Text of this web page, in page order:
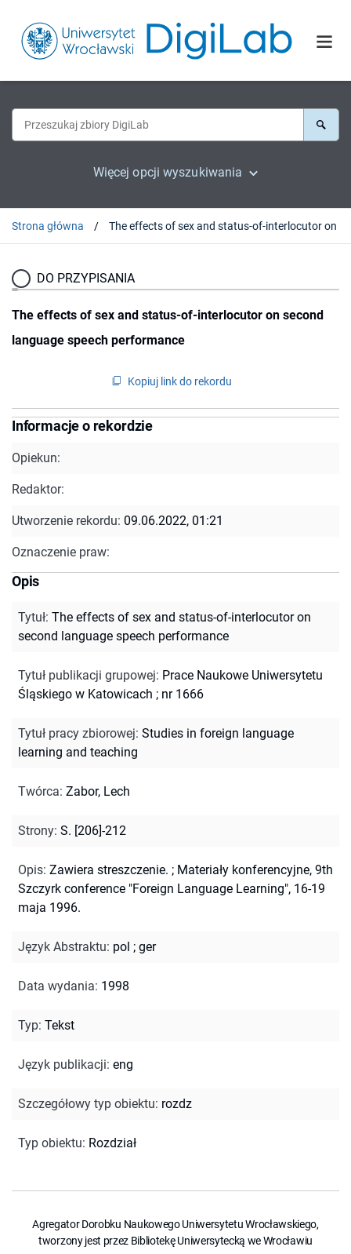
Więcej opcji wyszukiwania
Strona główna
DO PRZYPISANIA
The effects of sex and status-of-interlocutor on second
language speech performance
Kopiuj link do rekordu
Informacje o rekordzie
Opiekun:
Redaktor:
Utworzenie rekordu: 09.06.2022, 01:21
Oznaczenie praw:
Opis
Tytuł: The effects of sex and status-of-interlocutor on
second language speech performance
Tytuł publikacji grupowej: Prace Naukowe Uniwersytetu
Śląskiego w Katowicach ; nr 1666
Tytuł pracy zbiorowej: Studies in foreign language
learning and teaching
Twórca: Zabor, Lech
Strony: S. [206]-212
Opis: Zawiera streszczenie. ; Materiały konferencyjne, 9th
Szczyrk conference "Foreign Language Learning", 16-19
maja 1996.
Język Abstraktu: pol ; ger
Data wydania: 1998
Typ: Tekst
Język publikacji: eng
Szczegółowy typ obiektu: rozdz
Typ obiektu: Rozdział
Agregator Dorobku Naukowego Uniwersytetu Wrocławskiego,
tworzony jest przez Bibliotekę Uniwersytecką we Wrocławiu